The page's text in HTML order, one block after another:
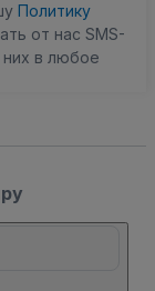
Политику
от нас SMS-
в любое